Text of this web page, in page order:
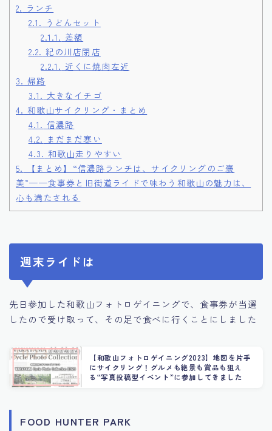
2. ランチ
2.1. うどんセット
2.1.1. 差額
2.2. 紀の川店閉店
2.2.1. 近くに焼肉左近
3. 帰路
3.1. 大きなイチゴ
4. 和歌山サイクリング・まとめ
4.1. 信濃路
4.2. まだまだ寒い
4.3. 和歌山走りやすい
5.
【まとめ】“信濃路ランチは、サイクリングのご褒
美”——食事券と旧街道ライドで味わう和歌山の魅力は、
心も満たされる
週末ライドは
先日参加した和歌山フォトロゲイニングで、食事券が当選
したので受け取って、その足で食べに行くことにしました
【和歌山フォトロゲイニング2023】地図を片手
にサイクリング！グルメも絶景も賞品も狙え
る“写真投稿型イベント”に参加してきました
FOOD HUNTER PARK